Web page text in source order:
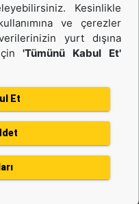
Hizmeti
Kesinlikle
ve çerezler
yurt dışına
için'Tümünü Kabul Et'
Et